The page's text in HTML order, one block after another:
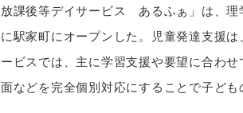
課後等デイサービス あるふぁ」は、理
家町にオープンした。児童発達支援は、
ビスでは、主に学習支援や要望に合わせ
などを完全個別対応にすることで子ども